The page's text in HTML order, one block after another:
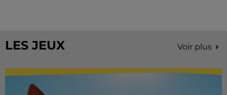
LES JEUX Voir plus